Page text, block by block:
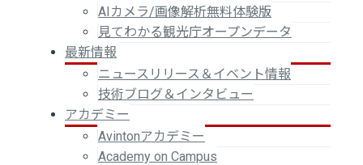
AIカメラ/画像解析無料体験版
見てわかる観光庁オープンデータ
最新情報
ニュースリリース＆イベント情報
技術ブログ＆インタビュー
アカデミー
Avintonアカデミー
Academy on Campus